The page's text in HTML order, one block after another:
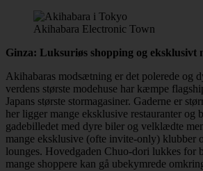
Akihabara Electronic Town
Ginza: Luksuriøs shopping og eksklusivt
Akihabaras modsætning er det polerede og
verdens største modehuse har kæmpe
Japans største stormagasiner. Gaderne er
her ligger mange eksklusive restauranter og
gadebilledet med dyre biler og velklædte
mange eksklusive (ofte invite-only) klubber
lounges. Hovedgaden Chuo-dori lukkes for
mange shoppere kan gå ubekymrede